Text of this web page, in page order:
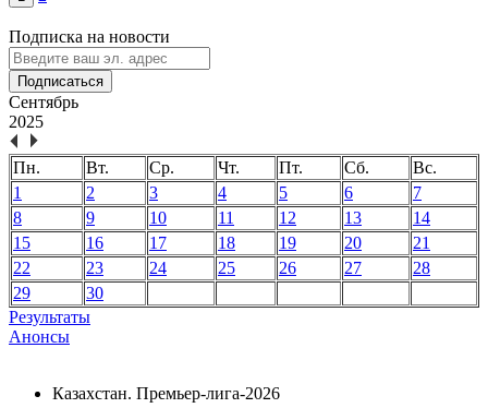
Подписка на новости
Подписаться
Сентябрь
2025
Пн. Вт. Ср. Чт. Пт. Сб.
Вс.
1
2 3 4 5 6
7
8
9 10 11 12 13
14
15
16 17 18 19 20
21
22
23 24 25 26 27
28
29
30
Результаты
Анонсы
Казахстан. Премьер-лига-2026